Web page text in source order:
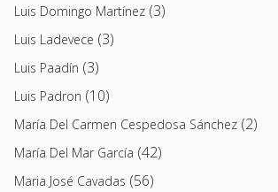
Luis Domingo Martínez (3)
Luis Ladevece (3)
Luis Paadín (3)
Luis Padron (10)
María Del Carmen Cespedosa Sánchez (2)
María Del Mar García (42)
Maria José Cavadas (56)